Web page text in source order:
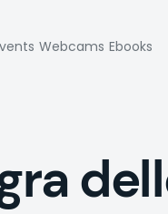
Webcams Ebooks